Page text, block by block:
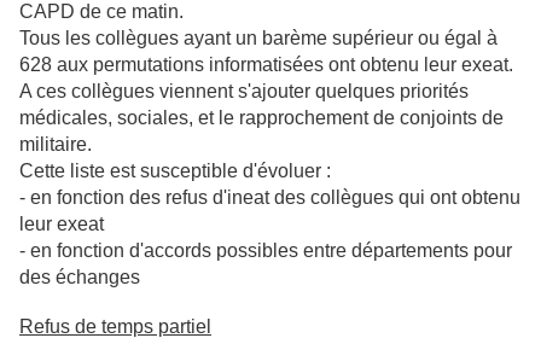
CAPD de ce matin.
Tous les collègues ayant un barème supérieur ou égal à
628 aux permutations informatisées ont obtenu leur exeat.
A ces collègues viennent s'ajouter quelques priorités
médicales, sociales, et le rapprochement de conjoints de
militaire.
Cette liste est susceptible d'évoluer :
- en fonction des refus d'ineat des collègues qui ont obtenu
leur exeat
- en fonction d'accords possibles entre départements pour
des échanges
Refus de temps partiel